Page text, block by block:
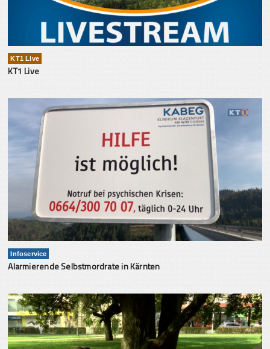
KT1 Live
KT1 Live
Infoservice
Alarmierende Selbstmordrate in Kärnten